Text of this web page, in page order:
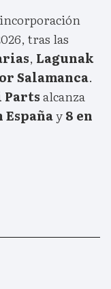
tras las
, Lagunak
Salamanca.
Partsalcanza
Españay8 en